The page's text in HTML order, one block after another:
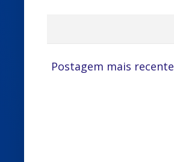
Postagem mais recente